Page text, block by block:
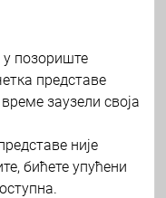
позориште
представе
заузели своја
није
бићете упућени